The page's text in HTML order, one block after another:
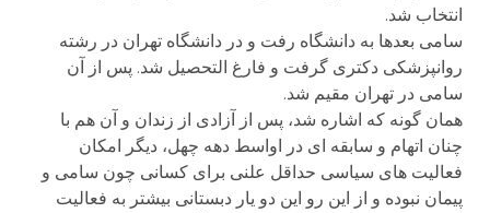
انتخاب شد.
سامی بعدها به دانشگاه رفت و در دانشگاه تهران در رشته
روانپزشکی دکتری گرفت و فارغ التحصیل شد. پس از آن
سامی در تهران مقیم شد.
همان گونه که اشاره شد، پس از آزادی از زندان و آن هم با
چنان اتهام و سابقه ای در اواسط دهه چهل، دیگر امکان
فعالیت های سیاسی حداقل علنی برای کسانی چون سامی و
پیمان نبوده و از این رو این دو یار دبستانی بیشتر به فعالیت